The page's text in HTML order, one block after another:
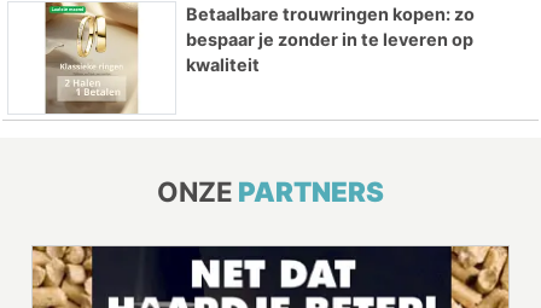
Betaalbare trouwringen kopen: zo
bespaar je zonder in te leveren op
kwaliteit
ONZE PARTNERS